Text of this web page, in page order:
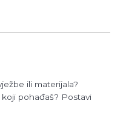
Stadt
ili materijala?
pohađaš? Postavi